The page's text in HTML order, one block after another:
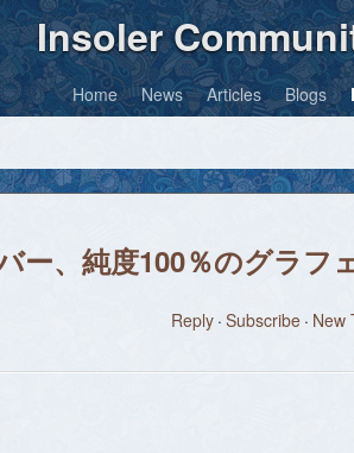
Insoler
Home News Articles Blogs
ー、純度100％のグラ
Reply Subscribe New